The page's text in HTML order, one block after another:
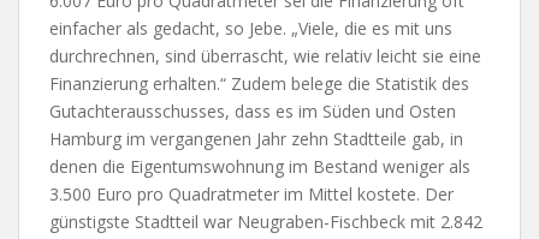
einfacher als gedacht, so Jebe. „Viele, die es mit uns
durchrechnen, sind überrascht, wie relativ leicht sie eine
Finanzierung erhalten.“ Zudem belege die Statistik des
Gutachterausschusses, dass es im Süden und Osten
Hamburg im vergangenen Jahr zehn Stadtteile gab, in
denen die Eigentumswohnung im Bestand weniger als
3.500 Euro pro Quadratmeter im Mittel kostete. Der
günstigste Stadtteil war Neugraben-Fischbeck mit 2.842